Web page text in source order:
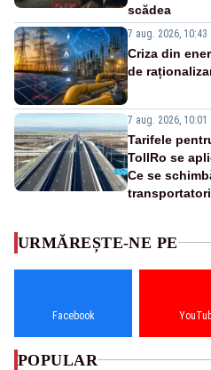
scădea
7 aug. 2026, 10:43
Criza din
de
7 aug. 2026, 10:01
Tarifele
TollRo se
Ce se
transportatori
URMĂREȘTE-NE PE
Facebook
POPULAR